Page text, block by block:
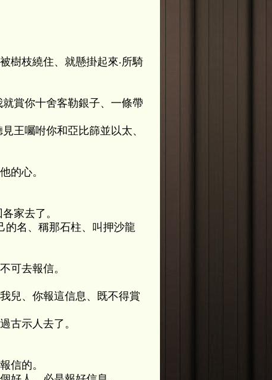
樹枝繞住、就懸掛起來‧所騎
賞你十舍客勒銀子、一條帶
王囑咐你和亞比篩並以太、
的心。
家去了。
的名、稱那石柱、叫押沙龍
可去報信。
兒、你報這信息、既不得賞
古示人去了。
信的。